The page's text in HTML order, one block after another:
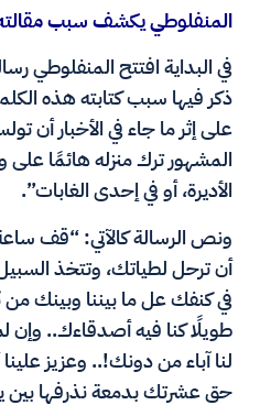
المنفلوطي يكشف سبب
في البداية افتتح المنفلوطي
ذكر فيها سبب كتابته هذه
على إثر ما جاء في الأخبار أن
المشهور ترك منزله هائمًا
الأديرة، أو في إحدى الغابات”.
ونص الرسالة كالآتي: “قف
أن ترحل لطياتك، وتتخذ
في كنفك عل ما بيننا وبينك من
طويلًا كنا فيه أصدقاءك.. وإن
لنا آباء من دونك!.. وعزيز
حق عشرتك بدمعة نذرفها بين